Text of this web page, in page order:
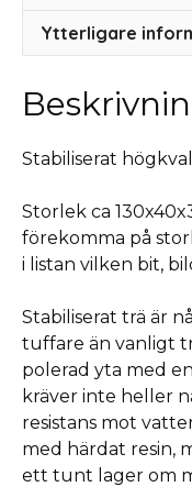
Ytterligare
Stabiliserat
Storlek ca
förekomma på
i listan vilken bit,
Stabiliserat trä är
tuffare än vanligt
polerad yta med
kräver inte heller
resistans mot
med härdat resin,
ett tunt lager om